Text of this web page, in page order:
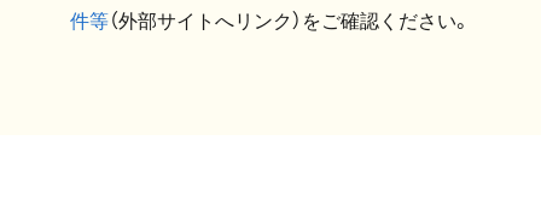
件等（外部サイトへリンク）をご確認ください。